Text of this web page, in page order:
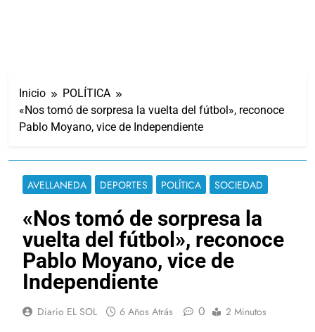
Inicio
POLÍTICA
«Nos tomó de sorpresa la vuelta del fútbol», reconoce
Pablo Moyano, vice de Independiente
AVELLANEDA DEPORTES POLÍTICA SOCIEDAD
«Nos tomó de sorpresa la
vuelta del fútbol», reconoce
Pablo Moyano, vice de
Independiente
Diario EL SOL 6 Años Atrás 0 2 Minutos